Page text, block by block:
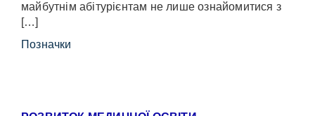
майбутнім абітурієнтам не лише ознайомитися з
[…]
Позначки